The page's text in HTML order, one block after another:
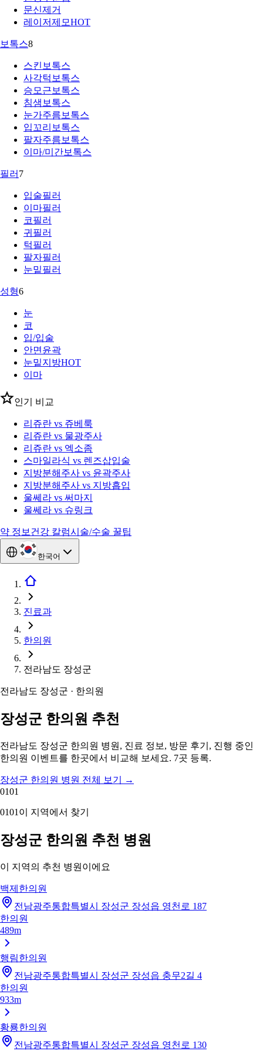
문신제거
레이저제모HOT
보톡스8
스킨보톡스
사각턱보톡스
승모근보톡스
침샘보톡스
눈가주름보톡스
입꼬리보톡스
팔자주름보톡스
이마/미간보톡스
필러 7
입술필러
이마필러
코필러
귀필러
턱필러
팔자필러
눈밑필러
성형6
눈
코
입/입술
안면윤곽
눈밑지방HOT
이마
인기 비교
리쥬란 vs 쥬베룩
리쥬란 vs 물광주사
리쥬란 vs 엑소좀
스마일라식 vs 렌즈삽입술
지방분해주사 vs 윤곽주사
지방분해주사 vs 지방흡입
울쎄라 vs 써마지
울쎄라 vs 슈링크
약 정보 건강 칼럼시술/수술 꿀팁
한국어
진료과
한의원
전라남도 장성군
전라남도 장성군 · 한의원
장성군 한의원 추천
전라남도 장성군 한의원 병원, 진료 정보, 방문 후기, 진행 중인
한의원 이벤트를 한곳에서 비교해 보세요. 7곳 등록.
장성군 한의원 병원 전체 보기
→
0101
0101 이 지역에서 찾기
장성군 한의원 추천 병원
이 지역의 추천 병원이에요
백제한의원
전남광주통합특별시 장성군 장성읍 영천로 187
한의원
489m
행림한의원
전남광주통합특별시 장성군 장성읍 충무2길 4
한의원
933m
황룡한의원
전남광주통합특별시 장성군 장성읍 영천로 130